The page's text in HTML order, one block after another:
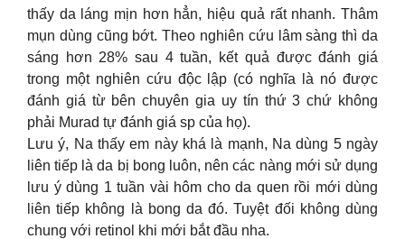
thấy da láng mịn hơn hẳn, hiệu quả rất nhanh. Thâm
mụn dùng cũng bớt. Theo nghiên cứu lâm sàng thì da
sáng hơn 28% sau 4 tuần, kết quả được đánh giá
trong một nghiên cứu độc lập (có nghĩa là nó được
đánh giá từ bên chuyên gia uy tín thứ 3 chứ không
phải Murad tự đánh giá sp của họ).
Lưu ý, Na thấy em này khá là mạnh, Na dùng 5 ngày
liên tiếp là da bị bong luôn, nên các nàng mới sử dụng
lưu ý dùng 1 tuần vài hôm cho da quen rồi mới dùng
liên tiếp không là bong da đó. Tuyệt đối không dùng
chung với retinol khi mới bắt đầu nha.